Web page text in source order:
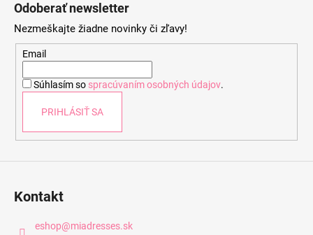
Odoberať newsletter
Nezmeškajte žiadne novinky či zľavy!
Email
Súhlasím so spracúvaním osobných údajov.
PRIHLÁSIŤ SA
Kontakt
eshop@miadresses.sk